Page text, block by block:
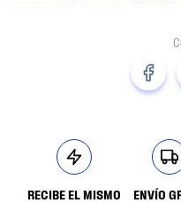
RECIBE EL MISMO
ENVÍO